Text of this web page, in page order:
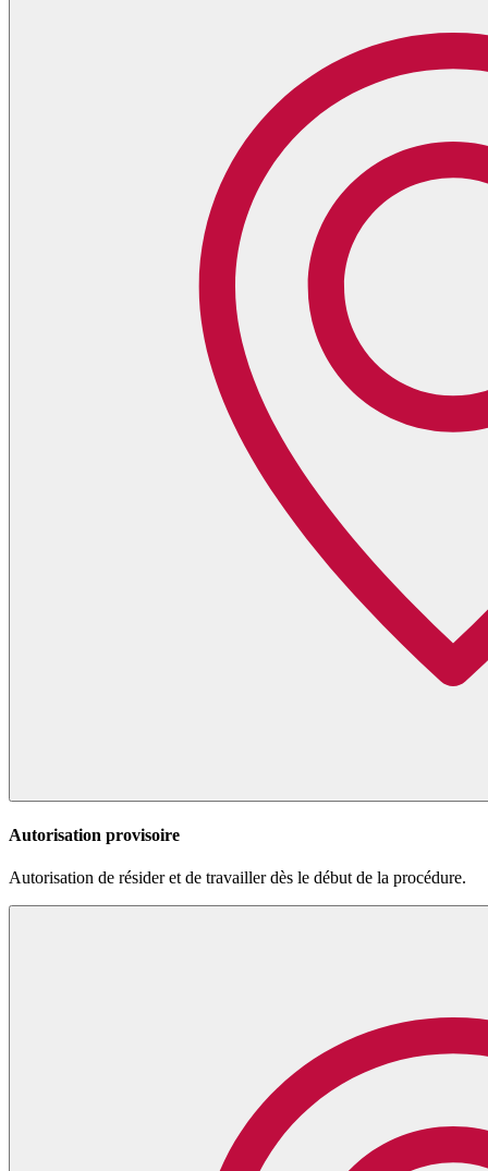
Autorisation provisoire
Autorisation de résider et de travailler dès le début de la procédure.